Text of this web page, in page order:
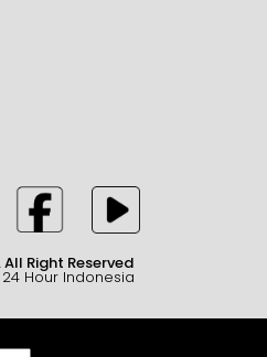
Right Reserved
Hour Indonesia